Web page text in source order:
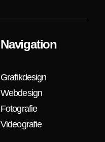
Navigation
Grafikdesign
Webdesign
Fotografie
Videografie